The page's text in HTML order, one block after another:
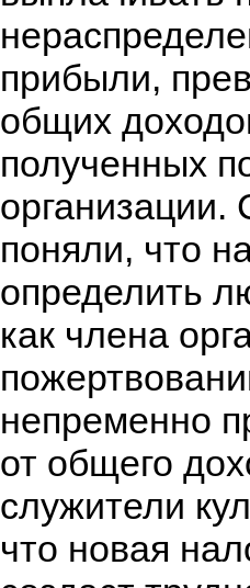
прибыли,
общих
полученных
организации.
поняли, что
определить
как члена
непременно
от общего
служители
что новая